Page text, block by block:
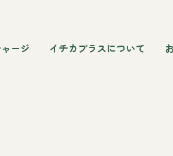
ージ イチカプラスについて